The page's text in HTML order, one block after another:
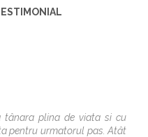
tânara plina de viata si cu
pentru urmatorul pas. Atât